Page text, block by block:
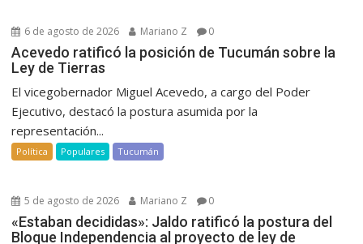
6 de agosto de 2026 Mariano Z 0
Acevedo ratificó la posición de Tucumán sobre la
Ley de Tierras
El vicegobernador Miguel Acevedo, a cargo del Poder
Ejecutivo, destacó la postura asumida por la
representación...
Política Populares Tucumán
5 de agosto de 2026 Mariano Z 0
«Estaban decididas»: Jaldo ratificó la postura del
Bloque Independencia al proyecto de ley de